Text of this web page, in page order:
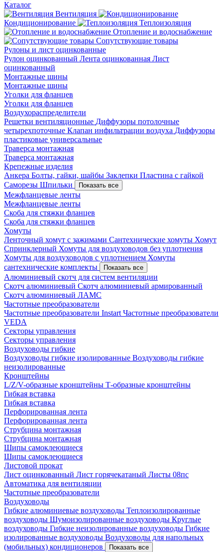
Каталог
Вентиляция
Кондиционирование
Теплоизоляция
Отопление и водоснабжение
Сопутствующие товары
Рулоны и лист оцинкованные
Рулон оцинкованный Лента оцинкованная Лист
оцинкованный
Монтажные шины
Монтажные шины
Уголки для фланцев
Уголки для фланцев
Воздухораспределители
Решетки вентиляционные Диффузоры потолочные
четырехпоточные Клапан инфильтрации воздуха Диффузоры
пластиковые универсальные
Траверса монтажная
Траверса монтажная
Крепежные изделия
Анкера Болты, гайки, шайбы Заклепки Пластина с гайкой
Саморезы Шпильки Показать все
Межфланцевые ленты
Межфланцевые ленты
Скоба для стяжки фланцев
Скоба для стяжки фланцев
Хомуты
Ленточный хомут с зажимами Сантехнические хомуты Хомут
Спринклерный Хомуты для воздуховодов без уплотнения
Хомуты для воздуховодов с уплотнением Хомуты
сантехнические комплекты
Показать все
Алюминиевый скотч для систем вентиляции
Скотч алюминиевый Скотч алюминиевый армированный
Скотч алюминиевый ЛАМС
Частотные преобразователи
Частотные преобразователи Instart Частотные преобразователи
VEDA
Секторы управления
Секторы управления
Воздуховоды гибкие
Воздуховоды гибкие изолированные Воздуховоды гибкие
неизолированные
Кронштейны
L/Z/V-образные кронштейны Т-образные кронштейны
Гибкая вставка
Гибкая вставка
Перфорированная лента
Перфорированная лента
Струбцина монтажная
Струбцина монтажная
Шипы самоклеющиеся
Шипы самоклеющиеся
Листовой прокат
Лист оцинкованный Лист горячекатаный Листы 08пс
Автоматика для вентиляции
Частотные преобразователи
Воздуховоды
Гибкие алюминиевые воздуховоды Теплоизолированные
воздуховоды Шумоизолированные воздуховоды Круглые
воздуховоды Гибкие неизолированные воздуховоды Гибкие
изолированные воздуховоды Воздуховоды для напольных
(мобильных) кондиционеров
Показать все